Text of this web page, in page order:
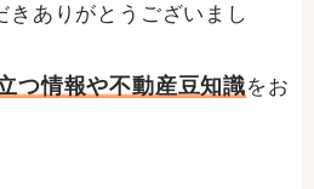
きありがとうございまし
つ情報や不動産豆知識をお